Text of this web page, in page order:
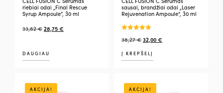
riebiai odai „Final Rescue
Syrup Ampoule”, 30 ml
33,82€28,75€
DAUGIAU
sausai, brandžiai odai „Laser
Rejuvenation Ampoule“, 30 ml
5.00
38,27€32,00€
Į KREPŠELĮ
AKCIJA! AKCIJA!